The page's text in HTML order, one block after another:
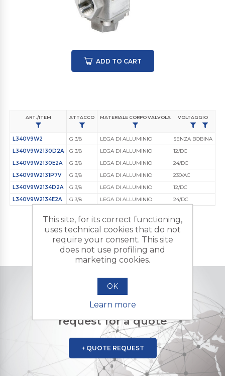
ADD TO CART
ART./ITEM ATTACCO MATERIALE CORPO VALVOLA MATERIALE
VOLTAGGIO
L340V9W2 G 3/8 LEGA DI ALLUMINIO FPM (Viton)
SENZA BOBINA
L340V9W2130D2A
G 3/8 LEGA DI ALLUMINIO FPM (Viton)
12/DC
L340V9W2130E2A
G 3/8 LEGA DI ALLUMINIO FPM (Viton)
24/DC
L340V9W2131P7V
G 3/8 LEGA DI ALLUMINIO FPM (Viton)
230/AC
L340V9W2134D2A
G 3/8 LEGA DI ALLUMINIO FPM (Viton)
12/DC
L340V9W2134E2A
G 3/8 LEGA DI ALLUMINIO FPM (Viton)
24/DC
DO YOU NEED A CUSTOMIZED PRODUCT?
Contact us and send us your
request for a quote
+ QUOTE REQUEST
This site, for its correct functioning,
uses technical cookies that do not
require your consent. This site
does not use profiling and
marketing cookies.
OK
Learn more